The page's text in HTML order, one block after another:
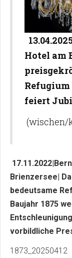
Hotel am
Refugium
feiert
(wischen/
Brienzersee|
bedeutsame
Baujahr 1875
vorbildliche
1873_20250412